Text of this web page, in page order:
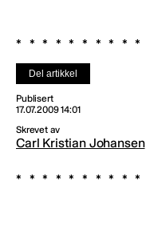
Del artikkel
Publisert
17.07.2009 14:01
Skrevet av
Carl Kristian Johansen